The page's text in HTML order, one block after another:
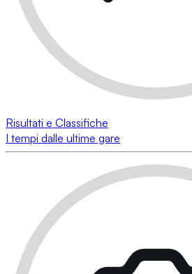
Risultati e Classifiche
I tempi dalle ultime gare